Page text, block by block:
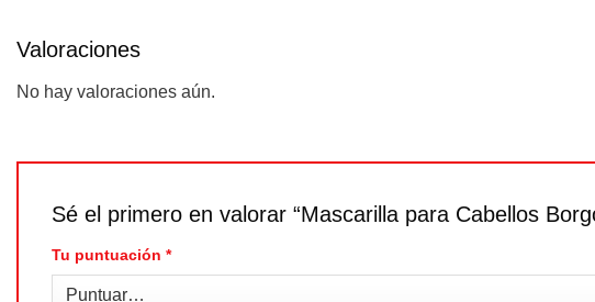
Valoraciones
No hay valoraciones aún.
Sé el primero en valorar “Mascarilla para Cabellos
Tu puntuación *